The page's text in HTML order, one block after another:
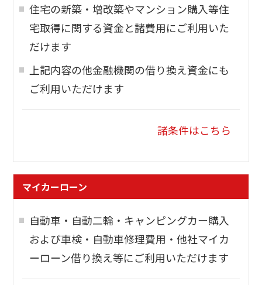
住宅の新築・増改築やマンション購入等住
宅取得に関する資金と諸費用にご利用いた
だけます
上記内容の他金融機関の借り換え資金にも
ご利用いただけます
諸条件はこちら
マイカーローン
自動車・自動二輪・キャンピングカー購入
および車検・自動車修理費用・他社マイカ
ーローン借り換え等にご利用いただけます